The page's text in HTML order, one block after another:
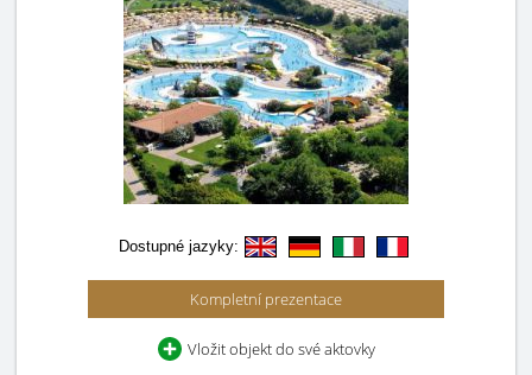
Dostupné jazyky:
Kompletní prezentace
Vložit objekt do své aktovky